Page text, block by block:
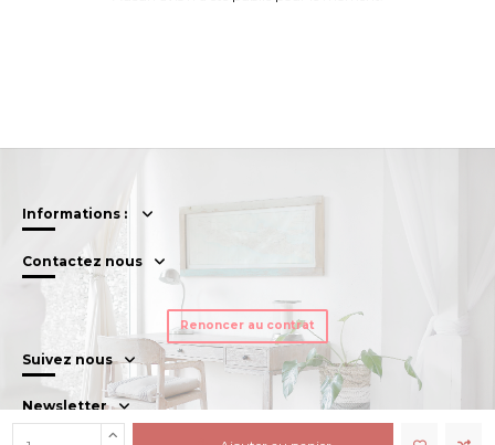
Informations :
Contactez nous
Renoncer au contrat
Suivez nous
Newsletter